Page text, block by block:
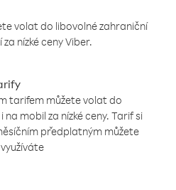
volat do libovolné zahraniční
nízké ceny Viber.
tarifem můžete volat do
mobil za nízké ceny. Tarif si
předplatným můžete